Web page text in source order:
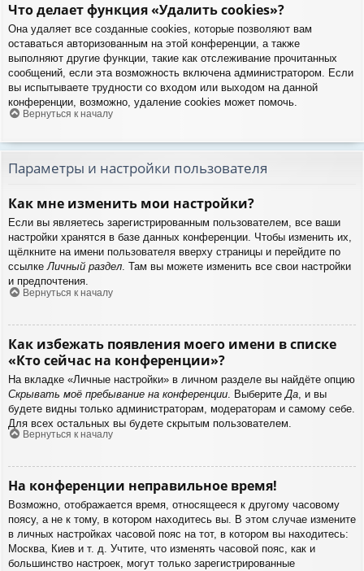
Что делает функция «Удалить cookies»?
Она удаляет все созданные cookies, которые позволяют вам
оставаться авторизованным на этой конференции, а также
выполняют другие функции, такие как отслеживание прочитанных
сообщений, если эта возможность включена администратором. Если
вы испытываете трудности со входом или выходом на данной
конференции, возможно, удаление cookies может помочь.
Вернуться к началу
Параметры и настройки пользователя
Как мне изменить мои настройки?
Если вы являетесь зарегистрированным пользователем, все ваши
настройки хранятся в базе данных конференции. Чтобы изменить их,
щёлкните на имени пользователя вверху страницы и перейдите по
ссылкеЛичный раздел. Там вы можете изменить все свои настройки
и предпочтения.
Вернуться к началу
Как избежать появления моего имени в списке
«Кто сейчас на конференции»?
На вкладке «Личные настройки» в личном разделе вы найдёте опцию
Скрывать моё пребывание на конференции . Выберите Да , и вы
будете видны только администраторам, модераторам и самому себе.
Для всех остальных вы будете скрытым пользователем.
Вернуться к началу
На конференции неправильное время!
Возможно, отображается время, относящееся к другому часовому
поясу, а не к тому, в котором находитесь вы. В этом случае измените
в личных настройках часовой пояс на тот, в котором вы находитесь:
Москва, Киев и т. д. Учтите, что изменять часовой пояс, как и
большинство настроек, могут только зарегистрированные